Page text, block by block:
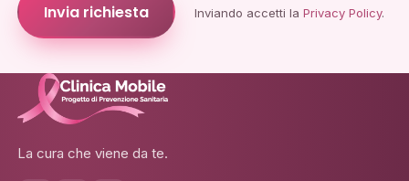
Invia richiesta Inviando accetti la Privacy Policy.
La cura che viene da te.